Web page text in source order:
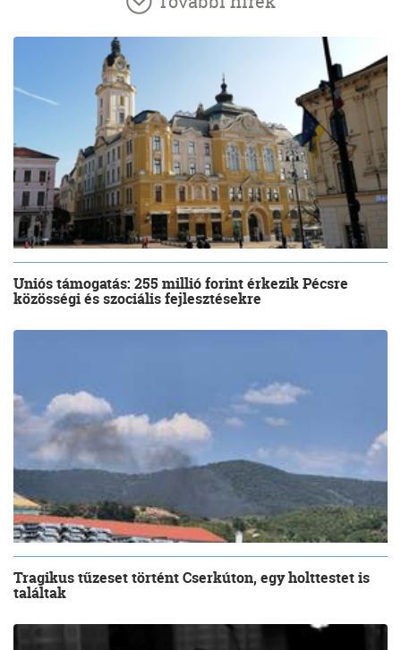
Uniós támogatás: 255 millió forint érkezik Pécsre
közösségi és szociális fejlesztésekre
Tragikus tűzeset történt Cserkúton, egy holttestet is
találtak